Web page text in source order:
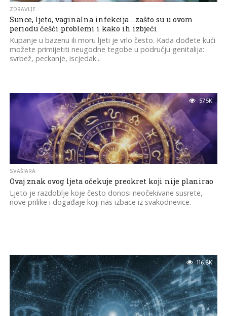
ZDRAVLJE
Sunce, ljeto, vaginalna infekcija …zašto su u ovom
periodu češći problemi i kako ih izbjeći
Kupanje u bazenu ili moru ljeti je vrlo često. Kada dođete kući
možete primijetiti neugodne tegobe u području genitalija:
svrbež, peckanje, iscjedak...
57.5K
SVAŠTARA
Ovaj znak ovog ljeta očekuje preokret koji nije planirao
Ljeto je razdoblje koje često donosi neočekivane susrete,
nove prilike i događaje koji nas izbace iz svakodnevice.
116.8K